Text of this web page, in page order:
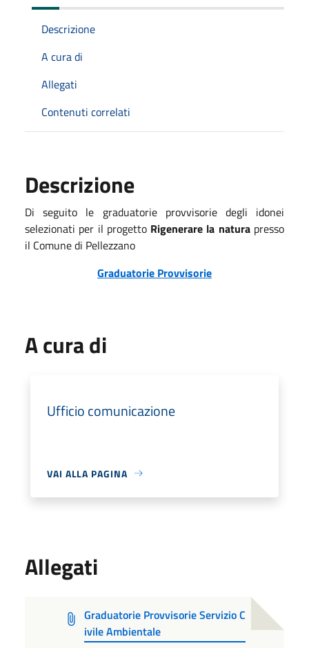
Descrizione
A cura di
Allegati
Contenuti correlati
Descrizione
Di seguito le graduatorie provvisorie degli idonei
selezionati per il progetto Rigenerare la natura presso
il Comune di Pellezzano
Graduatorie Provvisorie
A cura di
Ufficio comunicazione
VAI ALLA PAGINA
Allegati
Graduatorie Provvisorie Servizio C
ivile Ambientale